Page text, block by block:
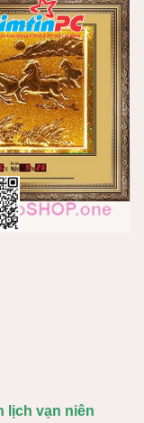
lịch vạn niên